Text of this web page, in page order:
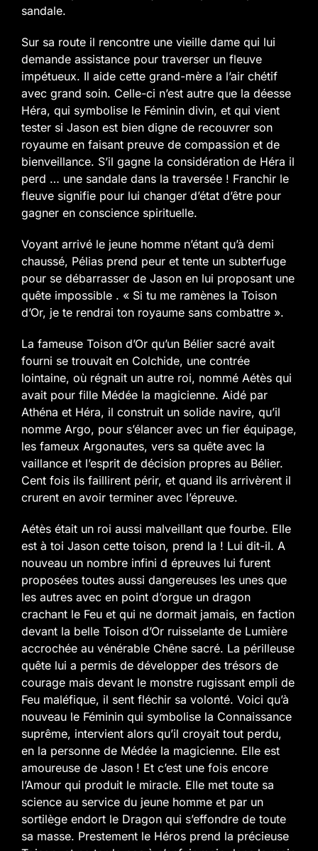
sandale.
Sur sa route il rencontre une vieille dame qui lui
demande assistance pour traverser un fleuve
impétueux. Il aide cette grand-mère a l’air chétif
avec grand soin. Celle-ci n’est autre que la déesse
Héra, qui symbolise le Féminin divin, et qui vient
tester si Jason est bien digne de recouvrer son
royaume en faisant preuve de compassion et de
bienveillance. S’il gagne la considération de Héra il
perd … une sandale dans la traversée ! Franchir le
fleuve signifie pour lui changer d’état d’être pour
gagner en conscience spirituelle.
Voyant arrivé le jeune homme n’étant qu’à demi
chaussé, Pélias prend peur et tente un subterfuge
pour se débarrasser de Jason en lui proposant une
quête impossible . « Si tu me ramènes la Toison
d’Or, je te rendrai ton royaume sans combattre ».
La fameuse Toison d’Or qu’un Bélier sacré avait
fourni se trouvait en Colchide, une contrée
lointaine, où régnait un autre roi, nommé Aétès qui
avait pour fille Médée la magicienne. Aidé par
Athéna et Héra, il construit un solide navire, qu’il
nomme Argo, pour s’élancer avec un fier équipage,
les fameux Argonautes, vers sa quête avec la
vaillance et l’esprit de décision propres au Bélier.
Cent fois ils faillirent périr, et quand ils arrivèrent il
crurent en avoir terminer avec l’épreuve.
Aétès était un roi aussi malveillant que fourbe. Elle
est à toi Jason cette toison, prend la ! Lui dit-il. A
nouveau un nombre infini d épreuves lui furent
proposées toutes aussi dangereuses les unes que
les autres avec en point d’orgue un dragon
crachant le Feu et qui ne dormait jamais, en faction
devant la belle Toison d’Or ruisselante de Lumière
accrochée au vénérable Chêne sacré. La périlleuse
quête lui a permis de développer des trésors de
courage mais devant le monstre rugissant empli de
Feu maléfique, il sent fléchir sa volonté. Voici qu’à
nouveau le Féminin qui symbolise la Connaissance
suprême, intervient alors qu’il croyait tout perdu,
en la personne de Médée la magicienne. Elle est
amoureuse de Jason ! Et c’est une fois encore
l’Amour qui produit le miracle. Elle met toute sa
science au service du jeune homme et par un
sortilège endort le Dragon qui s’effondre de toute
sa masse. Prestement le Héros prend la précieuse